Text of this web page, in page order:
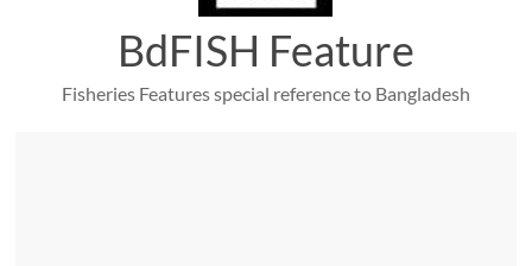
BdFISH Feature
Fisheries Features special reference to Bangladesh